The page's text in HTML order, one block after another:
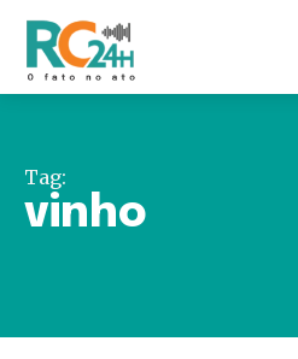
Tag:
vinho